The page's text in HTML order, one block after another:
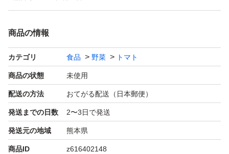
お手元に届くまでの間の環境により、水分が蒸発して、重
量が少なくなる事があります。
また、割れ、到着迄の野菜の水分蒸発などを想定して梱包
時の計量で、3kg以上計量です。
到着時上記の理由で、3キロ満たしていない状況で到着す
る事があることを、御理解ください。
商品の情報
カテゴリ 食品 野菜 トマト
商品の状態 未使用
配送の方法 おてがる配送（日本郵便）
発送までの日数 2〜3日で発送
発送元の地域 熊本県
商品ID z616402148